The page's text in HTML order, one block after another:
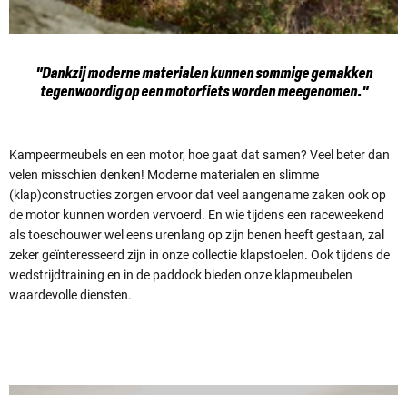
"Dankzij moderne materialen kunnen sommige gemakken
tegenwoordig op een motorfiets worden meegenomen."
Kampeermeubels en een motor, hoe gaat dat samen? Veel beter dan
velen misschien denken! Moderne materialen en slimme
(klap)constructies zorgen ervoor dat veel aangename zaken ook op
de motor kunnen worden vervoerd. En wie tijdens een raceweekend
als toeschouwer wel eens urenlang op zijn benen heeft gestaan, zal
zeker geïnteresseerd zijn in onze collectie klapstoelen. Ook tijdens de
wedstrijdtraining en in de paddock bieden onze klapmeubelen
waardevolle diensten.